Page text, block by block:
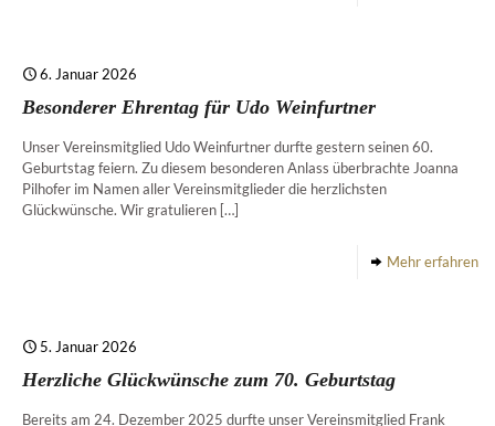
6. Januar 2026
Besonderer Ehrentag für Udo Weinfurtner
Unser Vereinsmitglied Udo Weinfurtner durfte gestern seinen 60.
Geburtstag feiern. Zu diesem besonderen Anlass überbrachte Joanna
Pilhofer im Namen aller Vereinsmitglieder die herzlichsten
Glückwünsche. Wir gratulieren […]
Mehr erfahren
5. Januar 2026
Herzliche Glückwünsche zum 70. Geburtstag
Bereits am 24. Dezember 2025 durfte unser Vereinsmitglied Frank